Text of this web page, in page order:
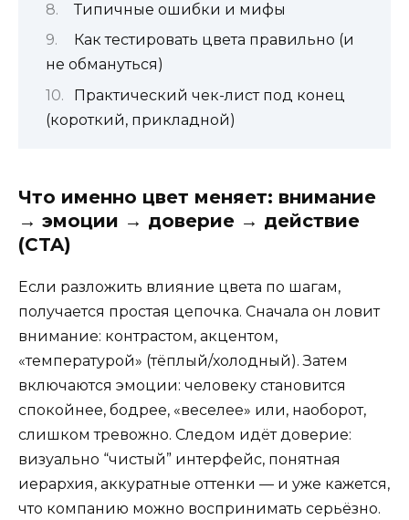
Типичные ошибки и мифы
Как тестировать цвета правильно (и
не обмануться)
Практический чек-лист под конец
(короткий, прикладной)
Что именно цвет меняет: внимание
→ эмоции → доверие → действие
(CTA)
Если разложить влияние цвета по шагам,
получается простая цепочка. Сначала он ловит
внимание: контрастом, акцентом,
«температурой» (тёплый/холодный). Затем
включаются эмоции: человеку становится
спокойнее, бодрее, «веселее» или, наоборот,
слишком тревожно. Следом идёт доверие:
визуально “чистый” интерфейс, понятная
иерархия, аккуратные оттенки — и уже кажется,
что компанию можно воспринимать серьёзно.